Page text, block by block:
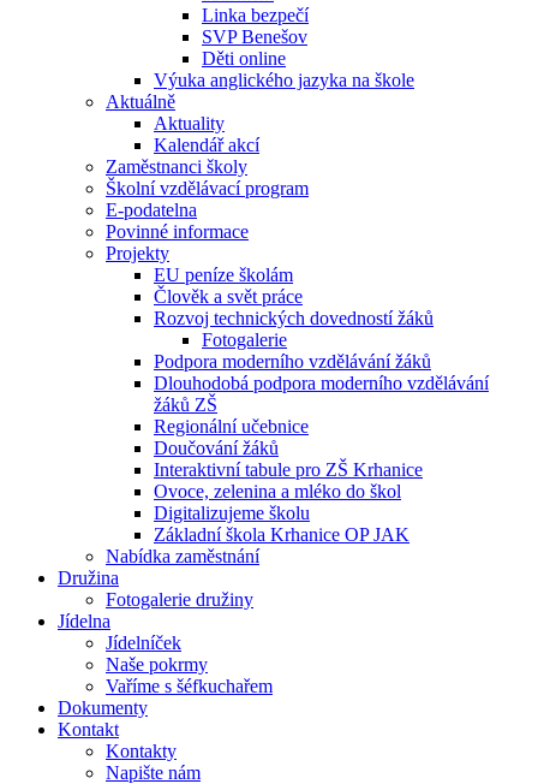
Linka bezpečí
SVP Benešov
Děti online
Výuka anglického jazyka na škole
Aktuálně
Aktuality
Kalendář akcí
Zaměstnanci školy
Školní vzdělávací program
E-podatelna
Povinné informace
Projekty
EU peníze školám
Člověk a svět práce
Rozvoj technických dovedností žáků
Fotogalerie
Podpora moderního vzdělávání žáků
Dlouhodobá podpora moderního vzdělávání
žáků ZŠ
Regionální učebnice
Doučování žáků
Interaktivní tabule pro ZŠ Krhanice
Ovoce, zelenina a mléko do škol
Digitalizujeme školu
Základní škola Krhanice OP JAK
Nabídka zaměstnání
Družina
Fotogalerie družiny
Jídelna
Jídelníček
Naše pokrmy
Vaříme s šéfkuchařem
Dokumenty
Kontakt
Kontakty
Napište nám